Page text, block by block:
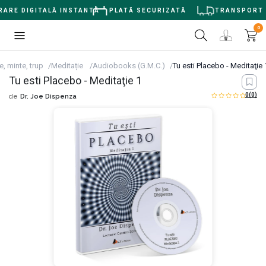
DIGITALĂ INSTANTĂ PLATĂ SECURIZATĂ TRANSPORT
0
minte, trup Meditație Audiobooks (G.M.C.) Tu esti Placebo - Meditaţie
Tu esti Placebo - Meditaţie 1
de Dr. Joe Dispenza 0(0)